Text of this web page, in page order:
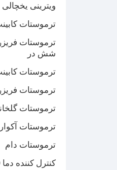
ویترینی یخچالی
ترموستات
ترموستات
شش در
ترموستات
ترموستات
ترموستات
ترموستات
ترموستات دام
کنترل کننده دما PID